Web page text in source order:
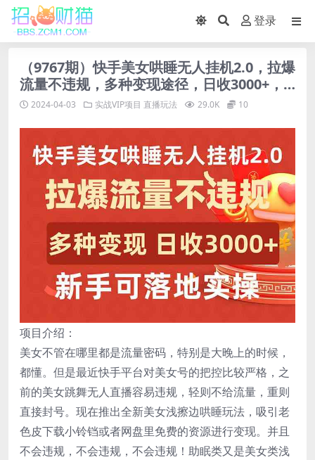
登录
（9767期）快手美女哄睡无人挂机2.0，拉爆
流量不违规，多种变现途径，日收3000+，…
2024-04-03 实战VIP项目 直播玩法 29.0K 10
项目介绍：
美女不管在哪里都是流量密码，特别是大晚上的时候，
都懂。但是最近快手平台对美女号的把控比较严格，之
前的美女跳舞无人直播容易违规，轻则不给流量，重则
直接封号。现在推出全新美女浅擦边哄睡玩法，吸引老
色皮下载小铃铛或者网盘里免费的资源进行变现。并且
不会违规，不会违规，不会违规！助眠类又是美女类浅